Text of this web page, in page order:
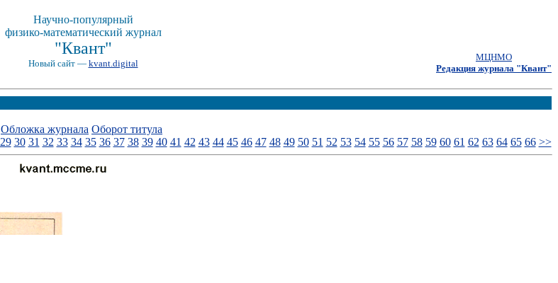
Научно-популярный
физико-математический журнал
"Квант"
Новый сайт — kvant.digital
МЦНМО
Редакция журнала "Квант"
Обложка журнала Оборот титула
29 30 31 32 33 34 35 36 37 38 39 40 41 42 43 44 45 46 47 48 49 50 51 52 53 54 55 56 57 58 59 60 61 62 63 64 65 66 >>